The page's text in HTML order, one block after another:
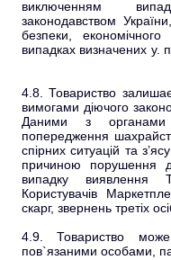
виключенням
законодавством
безпеки,
випадках визначених у.
4.8. Товариство
вимогами діючого
Даними з
попередження
спірних ситуацій та
причиною порушення
випадку виявлення
Користувачів
скарг, звернень третіх
4.9. Товариство
пов`язаними особами,